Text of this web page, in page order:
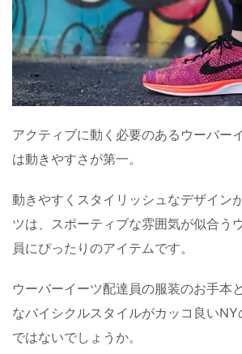
アクティブに動く必要のあるウーバー
は動きやすさが第一。
動きやすくスタイリッシュなデザイン
ツは、スポーティブな雰囲気が似合う
員にぴったりのアイテムです。
ウーバーイーツ配達員の服装のお手本
なバイシクルスタイルがカッコ良い
ではないでしょうか。